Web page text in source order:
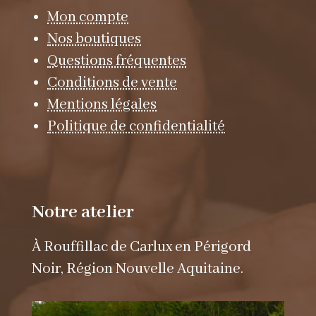
Mon compte
Nos boutiques
Questions fréquentes
Conditions de vente
Mentions légales
Politique de confidentialité
Notre atelier
À Rouffillac de Carlux en Périgord
Noir, Région Nouvelle Aquitaine.